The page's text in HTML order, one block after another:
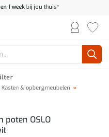
1 weekbij jou thuis*
Kasten & opbergmeubelen »
poten OSLO